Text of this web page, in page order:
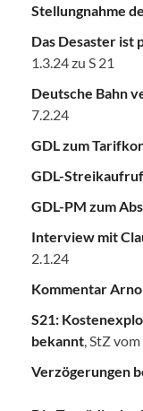
Stellungnahme
Das Desaster ist
1.3.24 zu S 21
Deutsche Bahn
7.2.24
GDL zum
GDL-Streikaufruf
GDL-PM zum
Interview mit
2.1.24
Kommentar
S21:
bekannt , StZ
Verzögerungen